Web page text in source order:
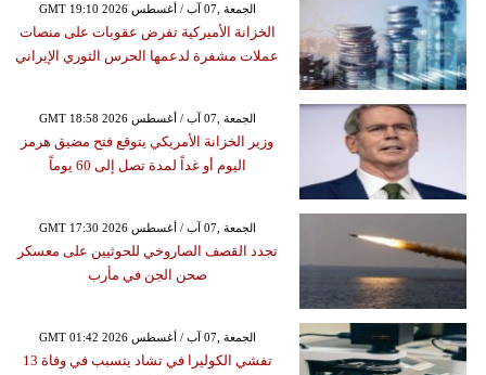
GMT 19:10 2026 الجمعة ,07 آب / أغسطس
الخزانة الأميركية تفرض عقوبات على منصات
عملات مشفرة لدعمها الحرس الثوري الإيراني
GMT 18:58 2026 الجمعة ,07 آب / أغسطس
وزير الخزانة الأمريكي يتوقع فتح مضيق هرمز
اليوم أو غداً لمدة تصل إلى 60 يوماً
GMT 17:30 2026 الجمعة ,07 آب / أغسطس
تجدد القصف الصاروخي للحوثيين على معسكر
صحن الجن في مأرب
GMT 01:42 2026 الجمعة ,07 آب / أغسطس
تفشي الكوليرا في تشاد يتسبب في وفاة 13